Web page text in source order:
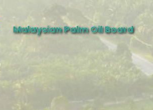
Malaysian Palm Oil Board